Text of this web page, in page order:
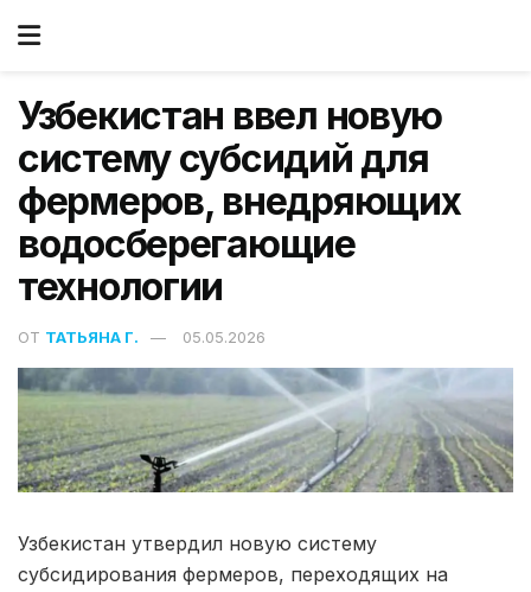
Узбекистан ввел новую
систему субсидий для
фермеров, внедряющих
водосберегающие
технологии
ОТ ТАТЬЯНА Г. 05.05.2026
Узбекистан утвердил новую систему
субсидирования фермеров, переходящих на